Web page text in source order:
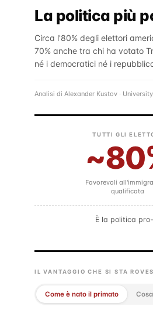
La politica più
Circa l'80% degli elettori
70% anche tra chi ha votato
né i democratici né i
Analisi di Alexander Kustov ·
TUTTI GLI
Favorevoli
qualificata
È la politica
IL VANTAGGIO CHE SI STA
Come è nato il primato